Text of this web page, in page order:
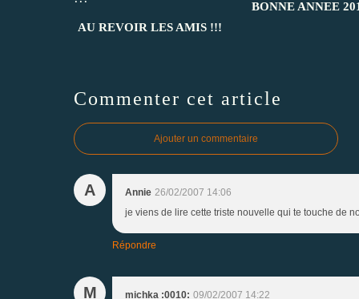
AU REVOIR LES AMIS !!!
BONNE ANNEE
Commenter cet article
Ajouter un commentaire
A Annie 26/02/2007 14:06
je viens de lire cette triste nouvelle qui te touche de
Répondre
M michka :0010: 09/02/2007 14:22